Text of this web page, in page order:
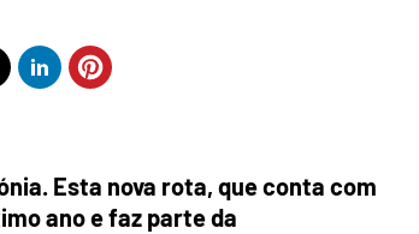
Esta nova rota, que conta com
ano e faz parte da